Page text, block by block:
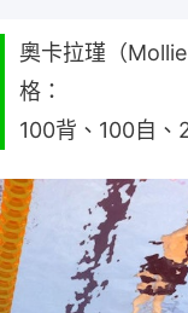
奧卡拉瑾（
格：
100背、100自、